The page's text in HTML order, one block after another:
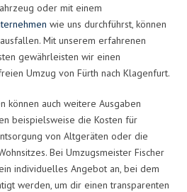
oder mit einem
wie uns durchführst, können
Mit unserem erfahrenen
gewährleisten wir einen
Umzug von Fürth nach Klagenfurt.
können auch weitere Ausgaben
beispielsweise die Kosten für
von Altgeräten oder die
Bei Umzugsmeister Fischer
individuelles Angebot an, bei dem
werden, um dir einen transparenten